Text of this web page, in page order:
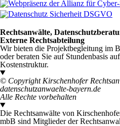
Rechtsanwälte,
Externe Rechtsabteilung
Wir bieten die Projektbegleitung im
oder beraten Sie auf Stundenbasis
Kostenstruktur.
© Copyright Kirschenhofer
datenschutzanwaelte-bayern.de
Alle Rechte vorbehalten
Die Rechtsanwälte von
mbB sind Mitglieder der